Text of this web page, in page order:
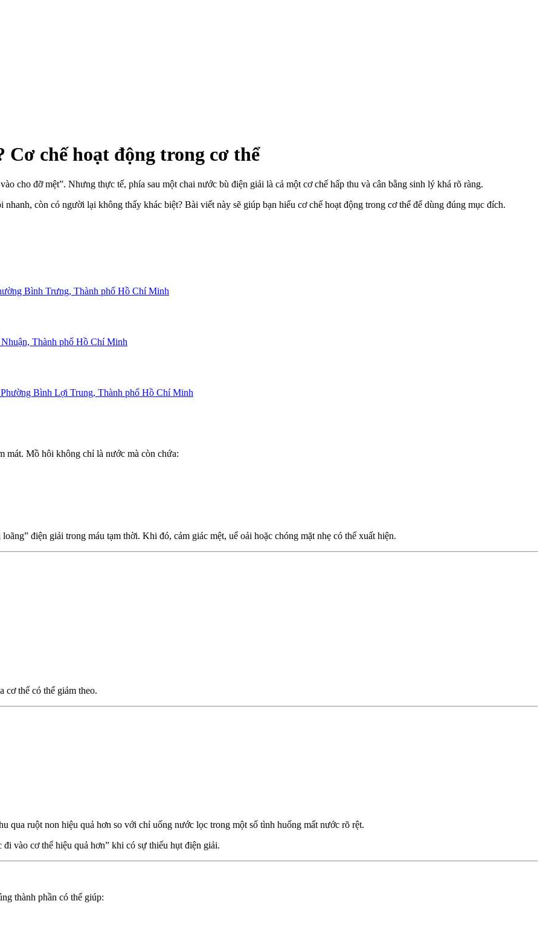
chế hoạt động trong cơ thể
cho đỡ mệt”. Nhưng thực tế, phía sau một chai nước bù điện giải là cả một cơ chế hấp thu và cân bằng sinh lý khá rõ ràng.
còn có người lại không thấy khác biệt? Bài viết này sẽ giúp bạn hiểu cơ chế hoạt động trong cơ thể để dùng đúng mục đích.
Bình Trưng, Thành phố Hồ Chí Minh
Thành phố Hồ Chí Minh
Bình Lợi Trung, Thành phố Hồ Chí Minh
mát. Mồ hôi không chỉ là nước mà còn chứa:
điện giải trong máu tạm thời. Khi đó, cảm giác mệt, uể oải hoặc chóng mặt nhẹ có thể xuất hiện.
cơ thể có thể giảm theo.
qua ruột non hiệu quả hơn so với chỉ uống nước lọc trong một số tình huống mất nước rõ rệt.
vào cơ thể hiệu quả hơn” khi có sự thiếu hụt điện giải.
thành phần có thể giúp: